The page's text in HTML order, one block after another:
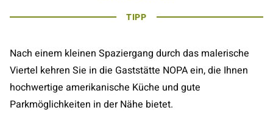
TIPP
Nach einem kleinen Spaziergang durch das malerische
Viertel kehren Sie in die Gaststätte NOPA ein, die Ihnen
hochwertige amerikanische Küche und gute
Parkmöglichkeiten in der Nähe bietet.